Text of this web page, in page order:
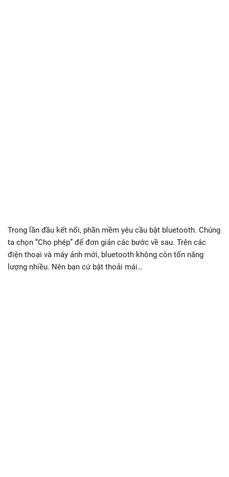
Trong lần đầu kết nối, phần mềm yêu cầu bật bluetooth. Chúng
ta chọn “Cho phép” để đơn giản các bước về sau. Trên các
điện thoại và máy ảnh mới, bluetooth không còn tốn năng
lượng nhiều. Nên bạn cứ bật thoải mái…